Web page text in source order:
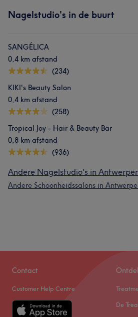
Nagelstudio's in de buurt
SANGÉLICA
0,4 km afstand
(234)
KIKI's Beauty Salon
0,4 km afstand
(258)
Tropical Joy - Hair & Beauty Bar
0,8 km afstand
(936)
Andere Nagelstudio's in
Andere Schoonheidssalons in
Contact
Customer Help Centre
De